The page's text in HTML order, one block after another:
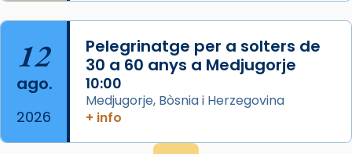
12
ago.
2026
Pelegrinatge per a solters de
30 a 60 anys a Medjugorje
10:00
Medjugorje, Bòsnia i Herzegovina
+ info